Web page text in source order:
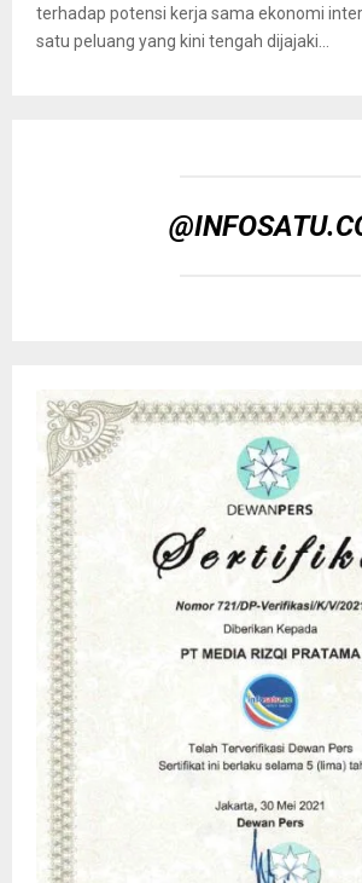
terhadap potensi kerja sama ekonomi
satu peluang yang kini tengah dijajaki...